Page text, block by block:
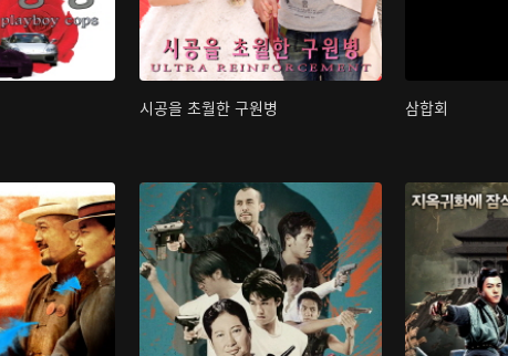
시공을 초월한 구원병 삼합회